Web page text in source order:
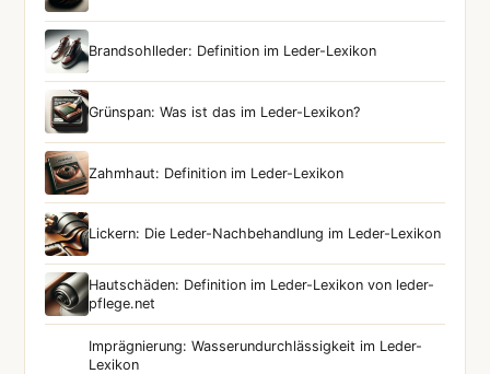
Brandsohlleder: Definition im Leder-Lexikon
Grünspan: Was ist das im Leder-Lexikon?
Zahmhaut: Definition im Leder-Lexikon
Lickern: Die Leder-Nachbehandlung im Leder-Lexikon
Hautschäden: Definition im Leder-Lexikon von leder-
pflege.net
Imprägnierung: Wasserundurchlässigkeit im Leder-
Lexikon